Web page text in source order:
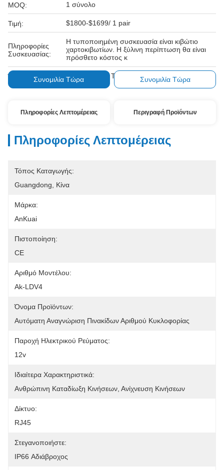
MOQ: 1 σύνολο
Τιμή: $1800-$1699/ 1 pair
Πληροφορίες
Συσκευασίας:
Η τυποποιημένη συσκευασία είναι κιβώτιο
χαρτοκιβωτίων. Η ξύλινη περίπτωση θα είναι
πρόσθετο κόστος κ
Όροι Πληρωμής: L/C, D/A, D/P, T/T, Western Union
Συνομιλία Τώρα Συνομιλία Τώρα
Πληροφορίες Λεπτομέρειας Περιγραφή Προϊόντων
Πληροφορίες Λεπτομέρειας
Τόπος Καταγωγής:
Guangdong, Κίνα
Μάρκα:
AnKuai
Πιστοποίηση:
CE
Αριθμό Μοντέλου:
Ak-LDV4
Όνομα Προϊόντων:
Αυτόματη Αναγνώριση Πινακίδων Αριθμού Κυκλοφορίας
Παροχή Ηλεκτρικού Ρεύματος:
12v
Ιδιαίτερα Χαρακτηριστικά:
Ανθρώπινη Καταδίωξη Κινήσεων, Ανίχνευση Κινήσεων
Δίκτυο:
RJ45
Στεγανοποιήστε:
IP66 Αδιάβροχος